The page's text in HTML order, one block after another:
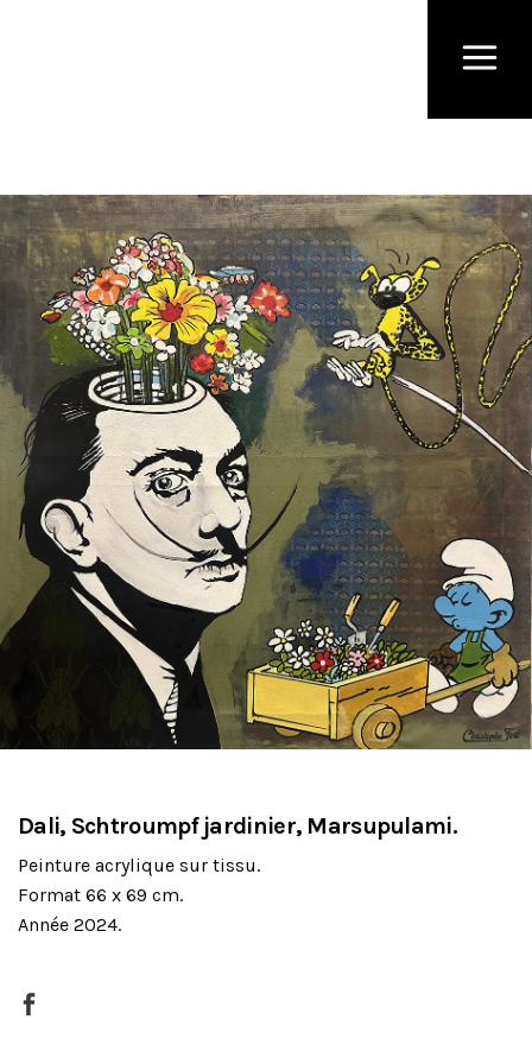
Dali, Schtroumpf jardinier, Marsupulami.
Peinture acrylique sur tissu.
Format 66 x 69 cm.
Année 2024.